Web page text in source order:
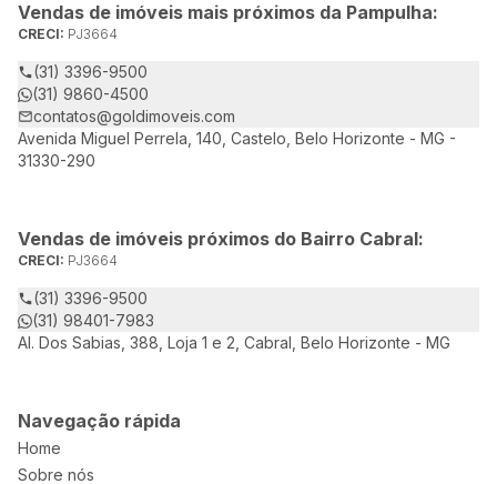
Vendas de imóveis mais próximos da Pampulha:
CRECI: PJ3664
(31) 3396-9500
(31) 9860-4500
contatos@goldimoveis.com
Avenida Miguel Perrela, 140, Castelo, Belo Horizonte - MG -
31330-290
Vendas de imóveis próximos do Bairro Cabral:
CRECI: PJ3664
(31) 3396-9500
(31) 98401-7983
Al. Dos Sabias, 388, Loja 1 e 2, Cabral, Belo Horizonte - MG
Navegação rápida
Home
Sobre nós